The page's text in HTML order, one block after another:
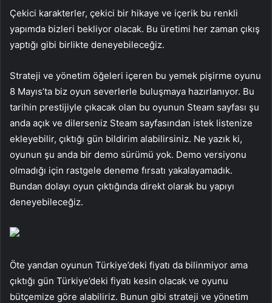
Çekici karakterler, çekici bir hikaye ve içerik bu renkli
yapımda bizleri bekliyor olacak. Bu üretimi her zaman çıkış
yaptığı gibi birlikte deneyebileceğiz.
Strateji ve yönetim öğeleri içeren bu yemek pişirme oyunu
8 Mayıs’ta biz oyun severlerle buluşmaya hazırlanıyor. Bu
tarihin prestijiyle çıkacak olan bu oyunun Steam sayfası şu
anda açık ve dilerseniz Steam sayfasından istek listenize
ekleyebilir, çıktığı gün bildirim alabilirsiniz. Ne yazık ki,
oyunun şu anda bir demo sürümü yok. Demo versiyonu
olmadığı için rastgele deneme fırsatı yakalayamadık.
Bundan dolayı oyun çıktığında direkt olarak bu yapıyı
deneyebileceğiz.
Öte yandan oyunun Türkiye’deki fiyatı da bilinmiyor ama
çıktığı gün Türkiye’deki fiyatı kesin olacak ve oyunu
bütçemize göre alabiliriz. Bunun gibi strateji ve yönetim